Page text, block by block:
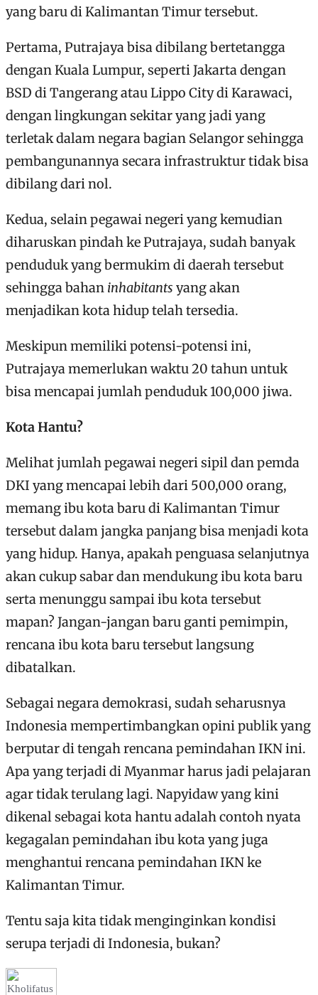
yang baru di Kalimantan Timur tersebut.
Pertama, Putrajaya bisa dibilang bertetangga
dengan Kuala Lumpur, seperti Jakarta dengan
BSD di Tangerang atau Lippo City di Karawaci,
dengan lingkungan sekitar yang jadi yang
terletak dalam negara bagian Selangor sehingga
pembangunannya secara infrastruktur tidak bisa
dibilang dari nol.
Kedua, selain pegawai negeri yang kemudian
diharuskan pindah ke Putrajaya, sudah banyak
penduduk yang bermukim di daerah tersebut
sehingga bahan inhabitants yang akan
menjadikan kota hidup telah tersedia.
Meskipun memiliki potensi-potensi ini,
Putrajaya memerlukan waktu 20 tahun untuk
bisa mencapai jumlah penduduk 100,000 jiwa.
Kota Hantu?
Melihat jumlah pegawai negeri sipil dan pemda
DKI yang mencapai lebih dari 500,000 orang,
memang ibu kota baru di Kalimantan Timur
tersebut dalam jangka panjang bisa menjadi kota
yang hidup. Hanya, apakah penguasa selanjutnya
akan cukup sabar dan mendukung ibu kota baru
serta menunggu sampai ibu kota tersebut
mapan? Jangan-jangan baru ganti pemimpin,
rencana ibu kota baru tersebut langsung
dibatalkan.
Sebagai negara demokrasi, sudah seharusnya
Indonesia mempertimbangkan opini publik yang
berputar di tengah rencana pemindahan IKN ini.
Apa yang terjadi di Myanmar harus jadi pelajaran
agar tidak terulang lagi. Napyidaw yang kini
dikenal sebagai kota hantu adalah contoh nyata
kegagalan pemindahan ibu kota yang juga
menghantui rencana pemindahan IKN ke
Kalimantan Timur.
Tentu saja kita tidak menginginkan kondisi
serupa terjadi di Indonesia, bukan?